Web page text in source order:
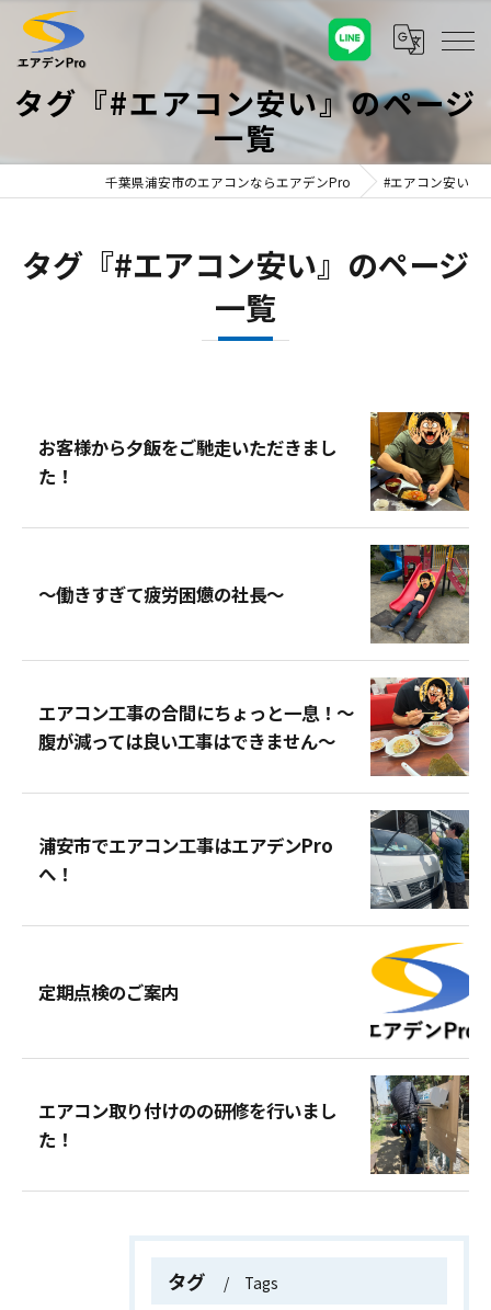
タグ『#エアコン安い』のページ
一覧
千葉県浦安市のエアコンならエアデンPro #エアコン安い
タグ『#エアコン安い』のページ
一覧
お客様から夕飯をご馳走いただきまし
た！
〜働きすぎて疲労困憊の社長〜
エアコン工事の合間にちょっと一息！～
腹が減っては良い工事はできません～
浦安市でエアコン工事はエアデンPro
へ！
定期点検のご案内
エアコン取り付けのの研修を行いまし
た！
タグ Tags